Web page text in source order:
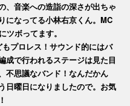
、音楽への造詣の深さが出ちゃ
になってる小林右京くん。MC
ツボってます。
プロレス！サウンド的にはバ
成で行われるステージは見た目
不思議なバンド！なんだかん
日曜日になりましたので。お気